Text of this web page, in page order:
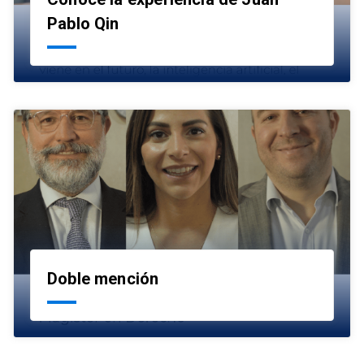
Pablo Qin
Doble mención